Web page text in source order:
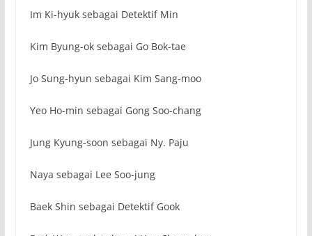
Im Ki-hyuk sebagai Detektif Min
Kim Byung-ok sebagai Go Bok-tae
Jo Sung-hyun sebagai Kim Sang-moo
Yeo Ho-min sebagai Gong Soo-chang
Jung Kyung-soon sebagai Ny. Paju
Naya sebagai Lee Soo-jung
Baek Shin sebagai Detektif Gook